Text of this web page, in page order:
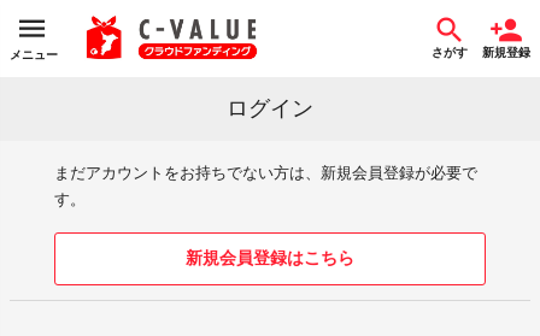
メニュー さがす 新規登録
ログイン
まだアカウントをお持ちでない方は、新規会員登録が必要で
す。
新規会員登録はこちら